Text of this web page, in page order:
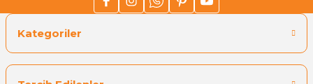
Kategoriler